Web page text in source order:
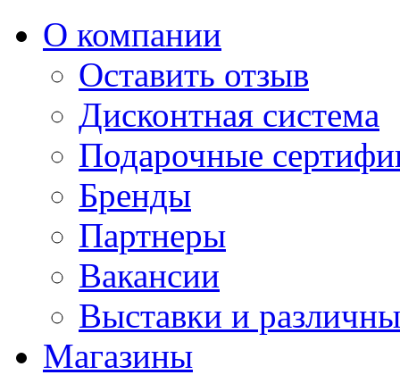
О компании
Оставить отзыв
Дисконтная система
Подарочные
Бренды
Партнеры
Вакансии
Выставки и
Магазины